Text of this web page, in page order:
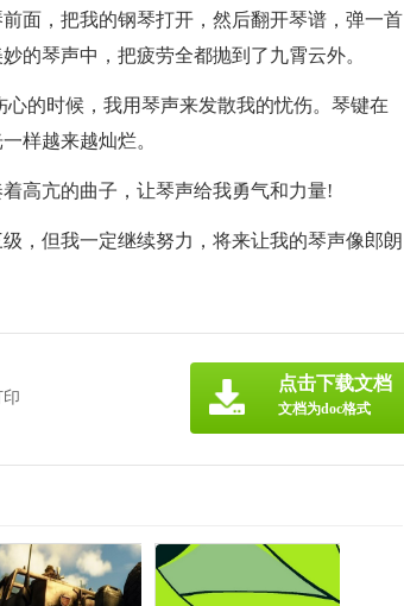
面，把我的钢琴打开，然后翻开琴谱，弹一首
的琴声中，把疲劳全都抛到了九霄云外。
的时候，我用琴声来发散我的忧伤。琴键在
样越来越灿烂。
高亢的曲子，让琴声给我勇气和力量!
，但我一定继续努力，将来让我的琴声像郎朗
点击下载文档
文档为doc格式